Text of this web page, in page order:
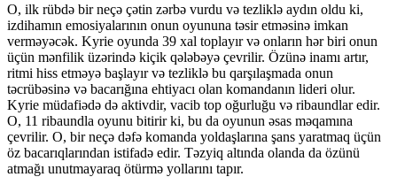
O, ilk rübdə bir neçə çətin zərbə vurdu və tezliklə aydın oldu ki,
izdihamın emosiyalarının onun oyununa təsir etməsinə imkan
verməyəcək. Kyrie oyunda 39 xal toplayır və onların hər biri onun
üçün mənfilik üzərində kiçik qələbəyə çevrilir. Özünə inamı artır,
ritmi hiss etməyə başlayır və tezliklə bu qarşılaşmada onun
təcrübəsinə və bacarığına ehtiyacı olan komandanın lideri olur.
Kyrie müdafiədə də aktivdir, vacib top oğurluğu və ribaundlar edir.
O, 11 ribaundla oyunu bitirir ki, bu da oyunun əsas məqamına
çevrilir. O, bir neçə dəfə komanda yoldaşlarına şans yaratmaq üçün
öz bacarıqlarından istifadə edir. Təzyiq altında olanda da özünü
atmağı unutmayaraq ötürmə yollarını tapır.